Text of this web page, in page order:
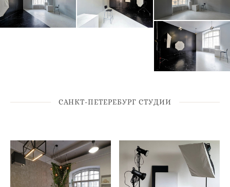
САНКТ-ПЕТЕРЕБУРГ СТУДИИ